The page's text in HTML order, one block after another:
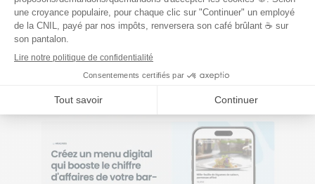
de “Réserver avec Google” est gratuite !
3) Miracards, le menu digital
100% français